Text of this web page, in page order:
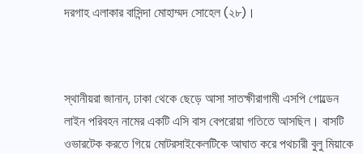
দরগাহ এলাকার বাসিন্দা মোহাম্মদ সোহেল (২৮)।
স্থানীয়রা জানান, ঢাকা থেকে ছেড়ে আসা সাতক্ষীরাগামী এসপি গোল্ডেন
লাইন পরিবহন নামের একটি এসি বাস বেপরোয়া গতিতে আসছিল। বাসটি
ওভারটেক করতে গিয়ে মোটরসাইকেলটিকে আঘাত করে পথচারী বুলু মিয়াকে